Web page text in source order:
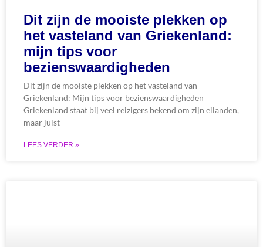
Dit zijn de mooiste plekken op
het vasteland van Griekenland:
mijn tips voor
bezienswaardigheden
Dit zijn de mooiste plekken op het vasteland van
Griekenland: Mijn tips voor bezienswaardigheden
Griekenland staat bij veel reizigers bekend om zijn eilanden,
maar juist
LEES VERDER »